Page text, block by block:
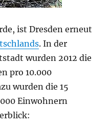
ist Dresden erneut
. In der
wurden 2012 die
pro 10.000
wurden die 15
Einwohnern